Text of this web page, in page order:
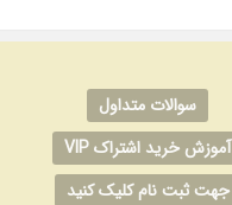
سوالات متداول
آموزش خرید اشتراک VIP
جهت ثبت نام کلیک کنید